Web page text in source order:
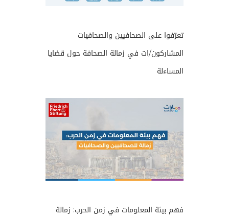
تعرّفوا على الصحافيين والصحافيات
المشاركون/ات في زمالة الصحافة حول قضايا
المساءلة
فهم بيئة المعلومات في زمن الحرب: زمالة